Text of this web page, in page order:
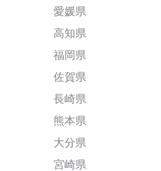
愛媛県
高知県
福岡県
佐賀県
長崎県
熊本県
大分県
宮崎県